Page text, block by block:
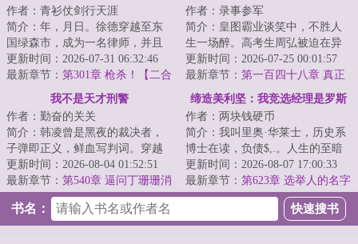
作者：青衫仗剑行天涯
简介：年，月日。徐德穿越至东
国绿森市，成为一名律师，并且
获得只要能让客户满意，便能抽
取奖励的金手指...
更新时间：2026-07-31 06:32:46
最新章节： 第301章 枪杀！【二合
一八千字大章！】
作者：录事参军
简介：皇图霸业谈笑中，不胜人
生一场醉。高考生周弘被迫在异
国打黑工，回到国内时已经是超
级神豪，由此带...
更新时间：2026-07-25 00:01:57
最新章节： 第一百四十八章 真正
目的
我不是天才刑警
作者：勤奋的关关
简介：韩凌曾是黑夜的裁决者，
子弹即正义，鲜血写判词。穿越
重获新生，那些曾经猎杀的魑魅
魍魉，如今变成...
更新时间：2026-08-04 01:52:51
最新章节： 第540章 逼问丁珊珊消
息（两章合一）
缔造美利坚：我竞选经理是罗斯
福
作者：两块钱硬币
简介：我叫里奥·华莱士，历史系
博士在读，负债$,.。人生的至暗
时刻，我失业了，原因是我在网
上喷了一家...
更新时间：2026-08-07 17:00:33
最新章节： 第623章 选举人的名字
书名：